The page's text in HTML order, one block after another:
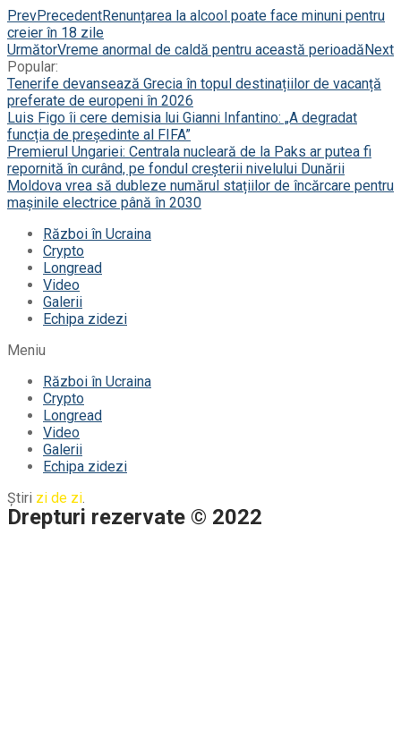
PrevPrecedentRenunțarea la alcool poate face minuni pentru
creier în 18 zile
UrmătorVreme anormal de caldă pentru această perioadă Next
Popular:
Tenerife devansează Grecia în topul destinațiilor de vacanță
preferate de europeni în 2026
Luis Figo îi cere demisia lui Gianni Infantino: „A degradat
funcția de președinte al FIFA”
Premierul Ungariei: Centrala nucleară de la Paks ar putea fi
repornită în curând, pe fondul creșterii nivelului Dunării
Moldova vrea să dubleze numărul stațiilor de încărcare pentru
mașinile electrice până în 2030
Război în Ucraina
Crypto
Longread
Video
Galerii
Echipa zidezi
Meniu
Război în Ucraina
Crypto
Longread
Video
Galerii
Echipa zidezi
Știri zi de zi.
Drepturi rezervate © 2022